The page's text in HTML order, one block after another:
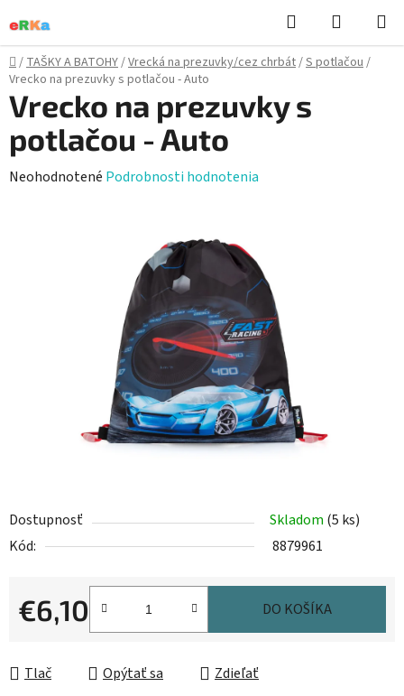
na
obsah
Hľadať
KOŠÍK
Domov
/TAŠKY A BATOHY/Vrecká na prezuvky/cez chrbát/S potlačou/
Vrecko na prezuvky s potlačou - Auto
Dostupnosť Skladom (5 ks)
Kód:
8879961
€6,10
Jednotková cena:
DO KOŠÍKA
Tlač Opýtať sa Zdieľať
Vrecko na prezuvky s
potlačou - Auto
Priemerné
Neohodnotené Podrobnosti hodnotenia